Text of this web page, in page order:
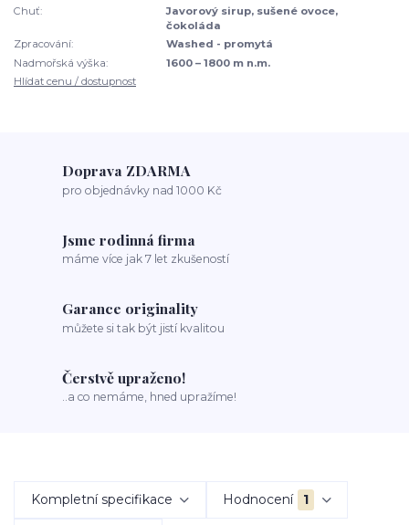
Chuť:
Javorový sirup, sušené ovoce,
čokoláda
Zpracování:
Washed - promytá
Nadmořská výška:
1600 – 1800 m n.m.
Hlídat cenu / dostupnost
Doprava ZDARMA
pro objednávky nad 1000 Kč
Jsme rodinná firma
máme více jak 7 let zkušeností
Garance originality
můžete si tak být jistí kvalitou
Čerstvě upraženo!
..a co nemáme, hned upražíme!
Kompletní specifikace Hodnocení 1